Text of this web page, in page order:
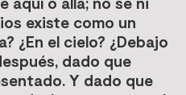
existe como un
¿En el cielo? ¿Debajo
dado que
Y dado que